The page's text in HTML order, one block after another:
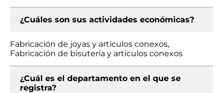
¿Cuáles son sus actividades económicas?
Fabricación de joyas y artículos conexos,
Fabricación de bisutería y artículos conexos
¿Cuál es el departamento en el que se
registra?